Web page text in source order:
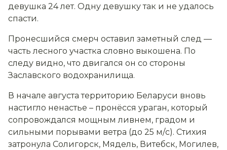
девушка 24 лет. Одну девушку так и не удалось
спасти.
Пронесшийся смерч оставил заметный след —
часть лесного участка словно выкошена. По
следу видно, что двигался он со стороны
Заславского водохранилища.
В начале августа территорию Беларуси вновь
настигло ненастье – пронёсся ураган, который
сопровождался мощным ливнем, градом и
сильными порывами ветра (до 25 м/c). Стихия
затронула Солигорск, Мядель, Витебск, Могилев,